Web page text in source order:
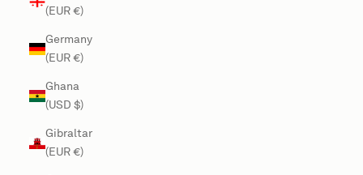
(EUR €)
Germany
(EUR €)
Ghana
(USD $)
Gibraltar
(EUR €)